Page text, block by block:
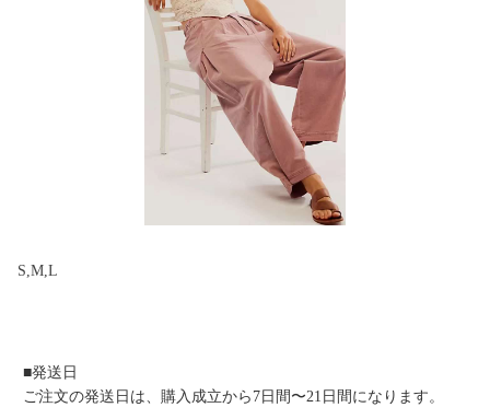
S,M,L
■発送日
ご注文の発送日は、購入成立から7日間〜21日間になります。